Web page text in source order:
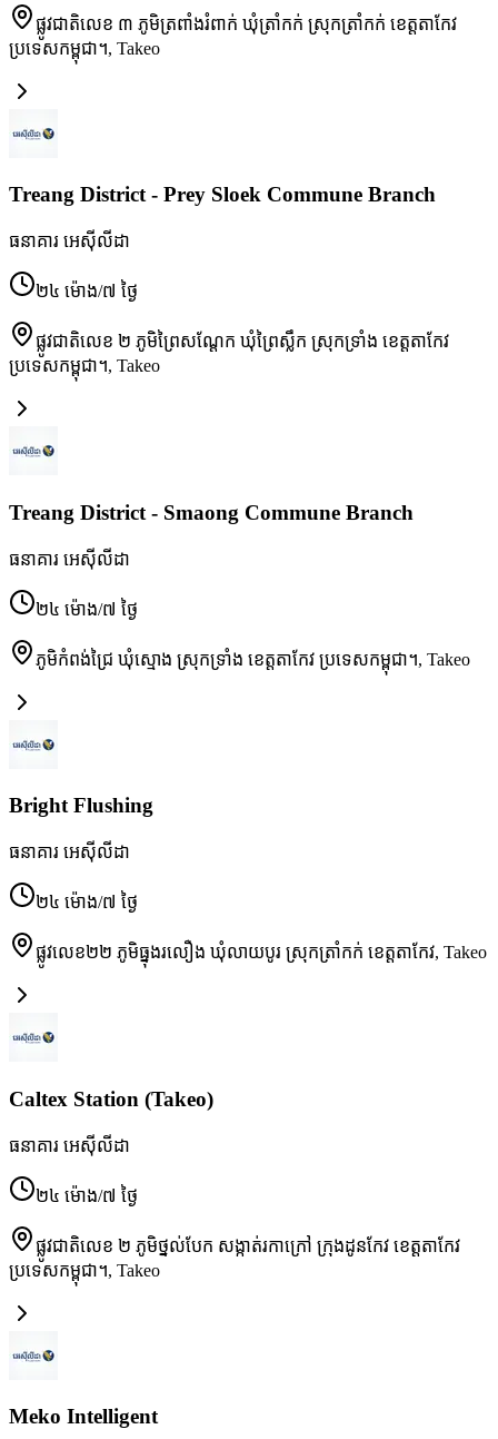
ផ្លូវជាតិលេខ ៣ ភូមិត្រពាំងរំពាក់ ឃុំត្រាំកក់ ស្រុកត្រាំកក់ ខេត្តតាកែវ
ប្រទេសកម្ពុជា។, Takeo
Treang District - Prey Sloek Commune Branch
ធនាគារ អេស៊ីលីដា
២៤ ម៉ោង/៧ ថ្ងៃ
ផ្លូវជាតិលេខ ២ ភូមិព្រៃសណ្ដែក ឃុំព្រៃស្លឹក ស្រុកទ្រាំង ខេត្តតាកែវ
ប្រទេសកម្ពុជា។, Takeo
Treang District -​​ Smaong Commune Branch
ធនាគារ អេស៊ីលីដា
២៤ ម៉ោង/៧ ថ្ងៃ
ភូមិកំពង់ជ្រៃ ឃុំស្មោង ស្រុកទ្រាំង ខេត្តតាកែវ ប្រទេសកម្ពុជា។, Takeo
Bright Flushing
ធនាគារ អេស៊ីលីដា
២៤ ម៉ោង/៧ ថ្ងៃ
ផ្លូវលេខ២២ ភូមិធ្នុងរលឿង ឃុំលាយបូរ ស្រុកត្រាំកក់ ខេត្តតាកែវ, Takeo
Caltex Station (Takeo)
ធនាគារ អេស៊ីលីដា
២៤ ម៉ោង/៧ ថ្ងៃ
ផ្លូវជាតិលេខ ២ ភូមិថ្នល់បែក សង្កាត់រកាក្រៅ ក្រុងដូនកែវ ខេត្តតាកែវ
ប្រទេសកម្ពុជា។, Takeo
Meko Intelligent